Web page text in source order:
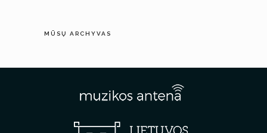
MŪSŲ ARCHYVAS